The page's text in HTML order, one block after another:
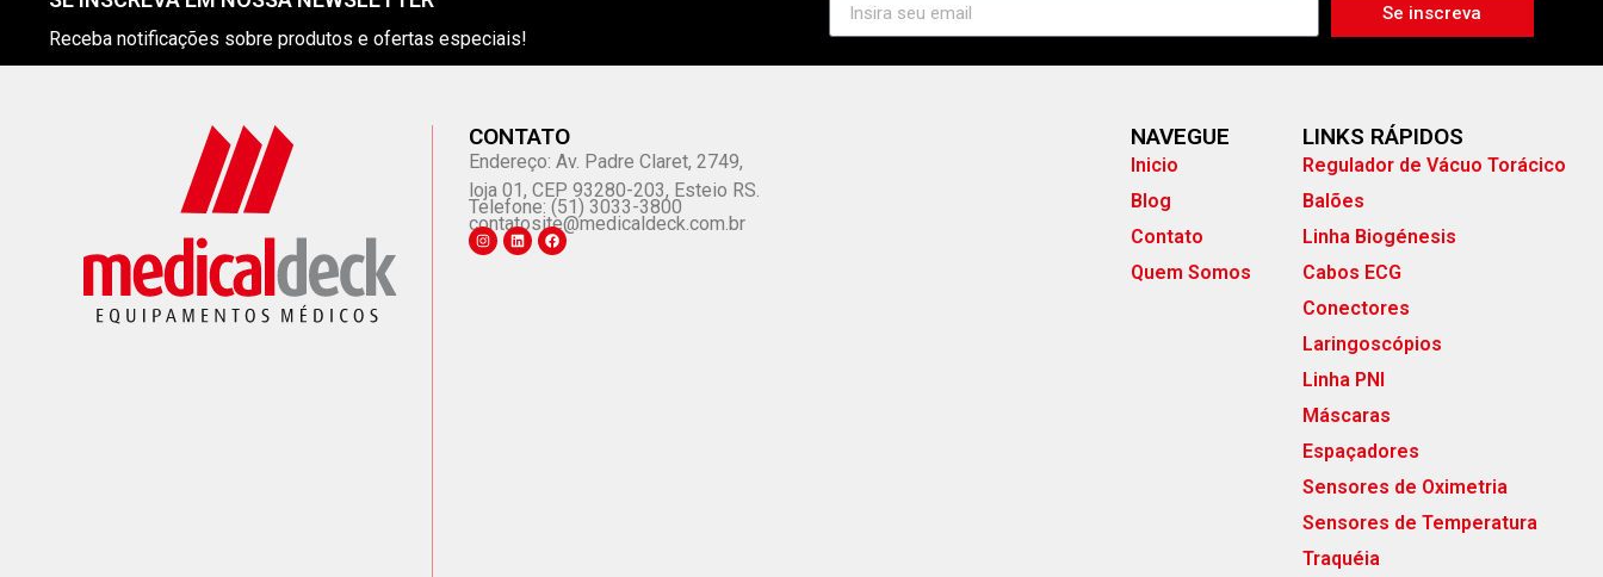
Receba notificações sobre produtos e ofertas especiais!
Se inscreva
CONTATO
Endereço: Av. Padre Claret, 2749,
loja 01, CEP 93280-203, Esteio RS.
Telefone: (51) 3033-3800
contatosite@medicaldeck.com.br
NAVEGUE
Inicio
Blog
Contato
Quem Somos
LINKS RÁPIDOS
Regulador de Vácuo Torácico
Balões
Linha Biogénesis
Cabos ECG
Conectores
Laringoscópios
Linha PNI
Máscaras
Espaçadores
Sensores de Oximetria
Sensores de Temperatura
Traquéia